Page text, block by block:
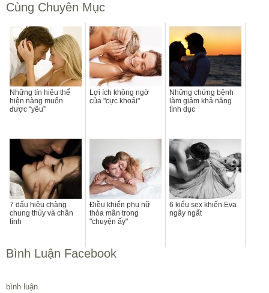
Cùng Chuyên Mục
Những tín hiệu thể
hiện nàng muốn
được “yêu”
Lợi ích không ngờ
của "cực khoái"
Những chứng bệnh
làm giảm khả năng
tình dục
7 dấu hiệu chàng
chung thủy và chân
tình
Điều khiến phụ nữ
thỏa mãn trong
"chuyện ấy"
6 kiểu sex khiến Eva
ngây ngất
Bình Luận Facebook
bình luận